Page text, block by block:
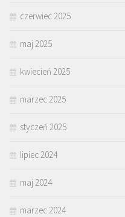
czerwiec 2025
maj 2025
kwiecień 2025
marzec 2025
styczeń 2025
lipiec 2024
maj 2024
marzec 2024